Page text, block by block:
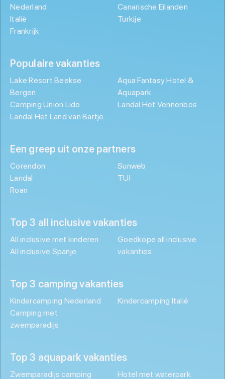
Nederland
Italië
Frankrijk
Canarische Eilanden
Turkije
Populaire vakanties
Lake Resort Beekse
Bergen
Camping Union Lido
Landal Het Land van Bartje
Aqua Fantasy Hotel &
Aquapark
Landal Het Vennenbos
Een greep uit onze partners
Corendon
Landal
Roan
Sunweb
TUI
Top 3 all inclusive vakanties
All inclusive met kinderen
All inclusive Spanje
Goedkope all inclusive
vakanties
Top 3 camping vakanties
Kindercamping Nederland
Camping met
zwemparadijs
Kindercamping Italië
Top 3 aquapark vakanties
Zwemparadijs camping Hotel met waterpark